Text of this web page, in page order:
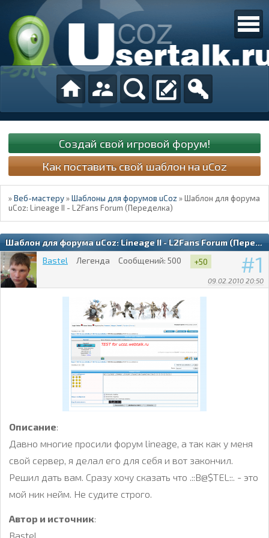
Создай свой игровой форум!
Как поставить свой шаблон на uCoz
»Веб-мастеру »Шаблоны для форумов uCoz »Шаблон для форума
uCoz: Lineage II - L2Fans Forum (Переделка)
Шаблон для форума uCoz: Lineage II - L2Fans Forum (Переделка)
1
09.02.2010 20:50
Bastel Легенда Сообщений: 500 +50
Описание:
Давно многие просили форум lineage, а так как у меня
свой сервер, я делал его для себя и вот закончил.
Решил дать вам. Сразу хочу сказать что .::B@$TEL::. - это
мой ник нейм. Не судите строго.
Автор и источник:
Bastel